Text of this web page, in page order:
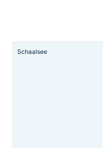
Schaalsee